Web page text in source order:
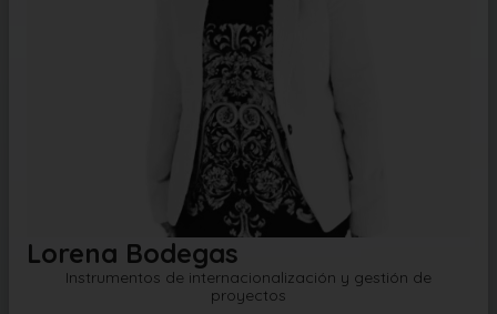
Lorena Bodegas
Instrumentos de internacionalización y gestión de
proyectos